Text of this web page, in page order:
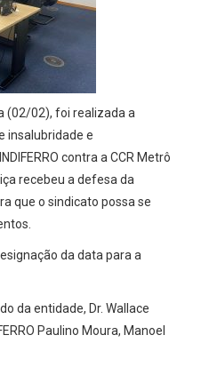
(02/02), foi realizada a
insalubridade e
contra a CCR Metrô
recebeu a defesa da
que o sindicato possa se
da data para a
da entidade, Dr. Wallace
Paulino Moura, Manoel